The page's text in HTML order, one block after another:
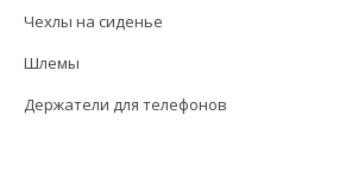
Чехлы на сиденье
Шлемы
Держатели для телефонов